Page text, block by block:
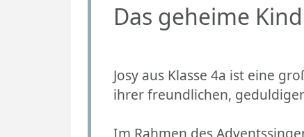
Das geheime
Josy aus Klasse 4a ist eine
ihrer freundlichen,
Im Rahmen des